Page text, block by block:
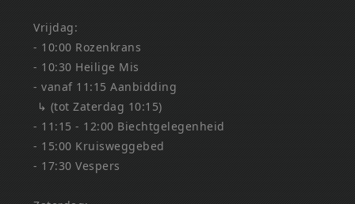
Vrijdag:
- 10:00 Rozenkrans
- 10:30 Heilige Mis
- vanaf 11:15 Aanbidding
↳ (tot Zaterdag 10:15)
- 11:15 - 12:00 Biechtgelegenheid
- 15:00 Kruisweggebed
- 17:30 Vespers